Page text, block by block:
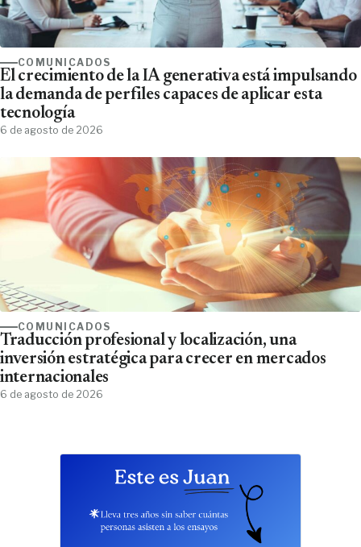
COMUNICADOS
El crecimiento de la IA generativa está impulsando
la demanda de perfiles capaces de aplicar esta
tecnología
6 de agosto de 2026
COMUNICADOS
Traducción profesional y localización, una
inversión estratégica para crecer en mercados
internacionales
6 de agosto de 2026